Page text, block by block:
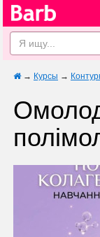
→ Курсы →